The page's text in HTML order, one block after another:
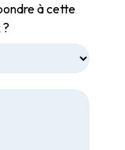
à cette